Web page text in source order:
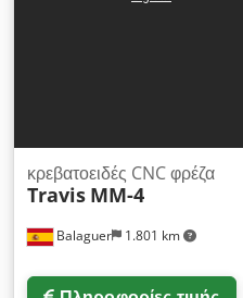
Balaguer 1.801 km
κρεβατοειδές CNC φρέζα
Travis MM-4